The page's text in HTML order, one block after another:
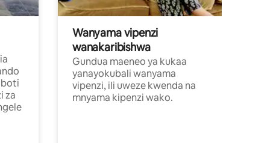
boti
za
Wanyama vipenzi
wanakaribishwa
Gundua maeneo ya kukaa
yanayokubali wanyama
vipenzi, ili uweze kwenda na
mnyama kipenzi wako.